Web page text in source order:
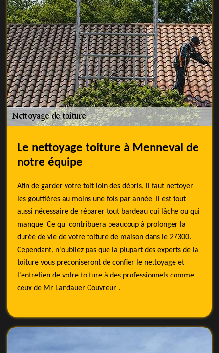
Le nettoyage toiture à Menneval de
notre équipe
Afin de garder votre toit loin des débris, il faut nettoyer
les gouttières au moins une fois par année. Il est tout
aussi nécessaire de réparer tout bardeau qui lâche ou qui
manque. Ce qui contribuera beaucoup à prolonger la
durée de vie de votre toiture de maison dans le 27300.
Cependant, n'oubliez pas que la plupart des experts de la
toiture vous préconiseront de confier le nettoyage et
l'entretien de votre toiture à des professionnels comme
ceux de Mr Landauer Couvreur .